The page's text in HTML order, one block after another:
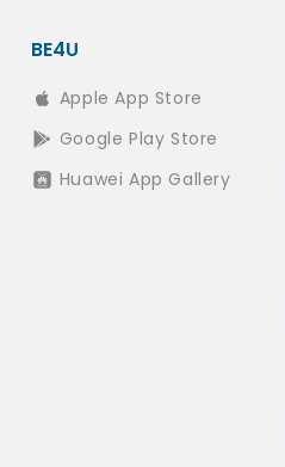
BE4U
Apple App Store
Google Play Store
Huawei App Gallery